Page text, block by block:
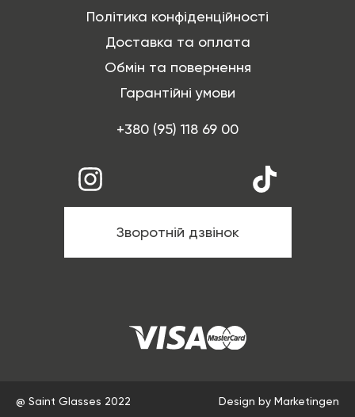
Політика конфіденційності
Доставка та оплата
Обмін та повернення
Гарантійні умови
+380 (95) 118 69 00
Зворотній дзвінок
@ Saint Glasses 2022 Design by Marketingen